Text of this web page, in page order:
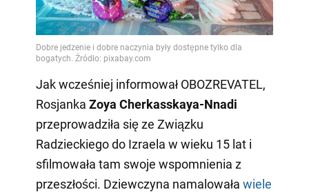
Jak wcześniej informował OBOZREVATEL,
Rosjanka Zoya Cherkasskaya-Nnadi
przeprowadziła się ze Związku
Radzieckiego do Izraela w wieku 15 lat i
sfilmowała tam swoje wspomnienia z
przeszłości. Dziewczyna namalowała wiele